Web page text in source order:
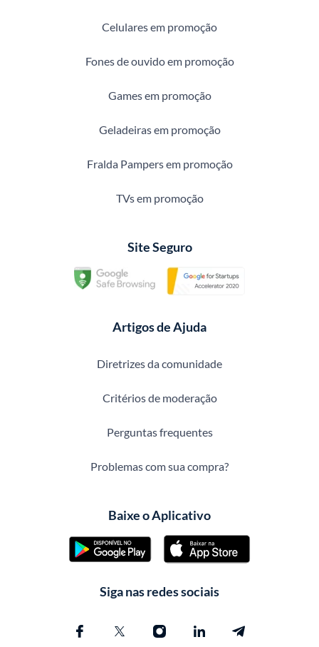
Celulares em promoção
Fones de ouvido em promoção
Games em promoção
Geladeiras em promoção
Fralda Pampers em promoção
TVs em promoção
Site Seguro
Artigos de Ajuda
Diretrizes da comunidade
Critérios de moderação
Perguntas frequentes
Problemas com sua compra?
Baixe o Aplicativo
Siga nas redes sociais